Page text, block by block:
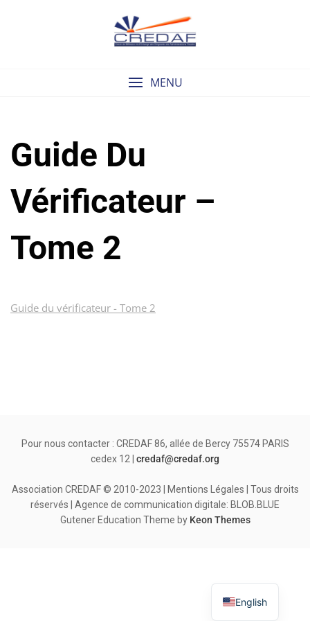
MENU
Guide Du
Vérificateur –
Tome 2
Guide du vérificateur - Tome 2
Pour nous contacter : CREDAF 86, allée de Bercy 75574 PARIS
cedex 12 | credaf@credaf.org
Association CREDAF © 2010-2023 | Mentions Légales | Tous droits
réservés | Agence de communication digitale: BLOB.BLUE
Gutener Education Theme by Keon Themes
English